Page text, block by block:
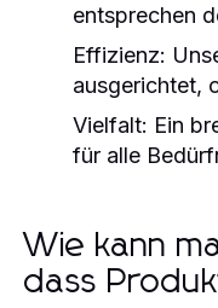
entsprechen
Effizienz:
ausgerichtet,
Vielfalt: Ein
für alle
Wie kann
dass